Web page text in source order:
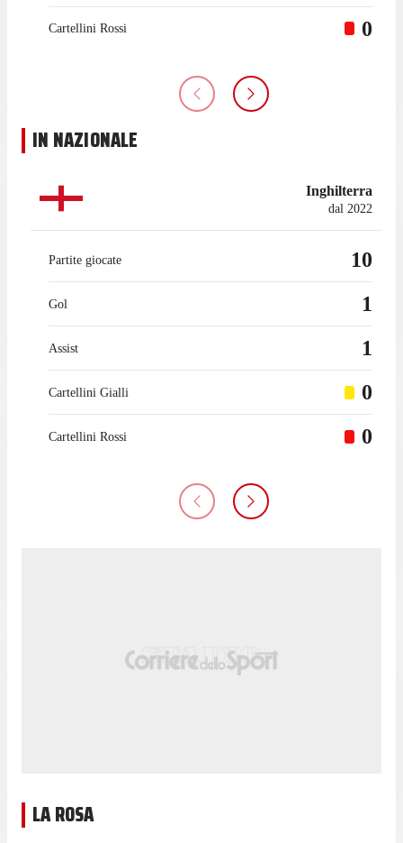
Cartellini Rossi 0
IN NAZIONALE
Inghilterra
dal 2022
Partite giocate 10
Gol 1
Assist 1
Cartellini Gialli 0
Cartellini Rossi 0
LA ROSA